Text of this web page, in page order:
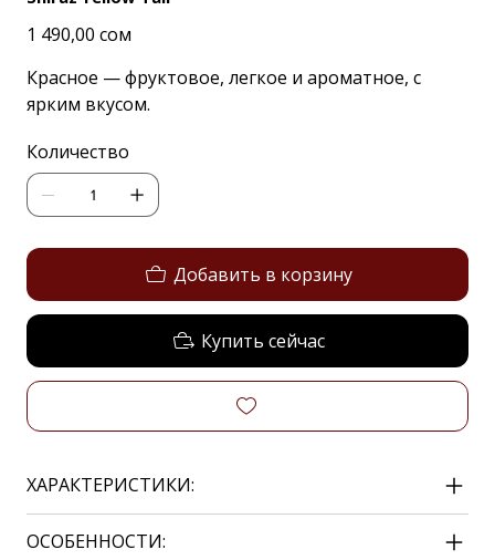
Цена
1 490,00 сом
Красное — фруктовое, легкое и ароматное, с
ярким вкусом.
Количество
Добавить в корзину
Купить сейчас
ХАРАКТЕРИСТИКИ:
ОСОБЕННОСТИ: